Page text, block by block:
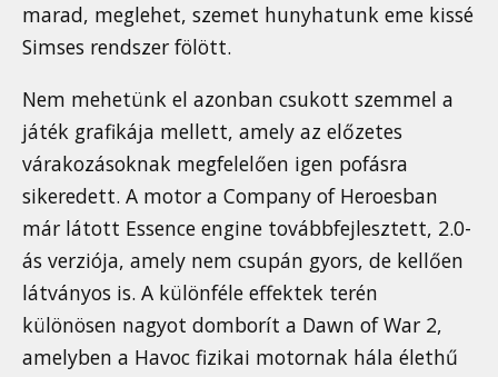
marad, meglehet, szemet hunyhatunk eme kissé
Simses rendszer fölött.
Nem mehetünk el azonban csukott szemmel a
játék grafikája mellett, amely az előzetes
várakozásoknak megfelelően igen pofásra
sikeredett. A motor a Company of Heroesban
már látott Essence engine továbbfejlesztett, 2.0-
ás verziója, amely nem csupán gyors, de kellően
látványos is. A különféle effektek terén
különösen nagyot domborít a Dawn of War 2,
amelyben a Havoc fizikai motornak hála élethű